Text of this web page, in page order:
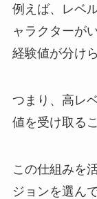
例えば、レベ
ャラクターが
経験値が分け
つまり、高レ
値を受け取る
この仕組みを
ジョンを選ん